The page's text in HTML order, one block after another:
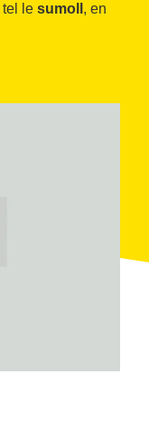
tel le sumoll , en